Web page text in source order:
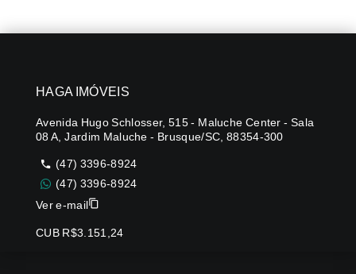
HAGA IMÓVEIS
Avenida Hugo Schlosser, 515 - Maluche Center - Sala
08 A, Jardim Maluche - Brusque/SC, 88354-300
(47) 3396-8924
(47) 3396-8924
Ver e-mail
CUB R$3.151,24